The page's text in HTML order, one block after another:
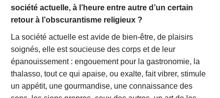
société actuelle, à l’heure entre autre d’un certain
retour à l’obscurantisme religieux ?
La société actuelle est avide de bien-être, de plaisirs
soignés, elle est soucieuse des corps et de leur
épanouissement : engouement pour la gastronomie, la
thalasso, tout ce qui apaise, ou exalte, fait vibrer, stimule
un appétit, une gourmandise, une connaissance des